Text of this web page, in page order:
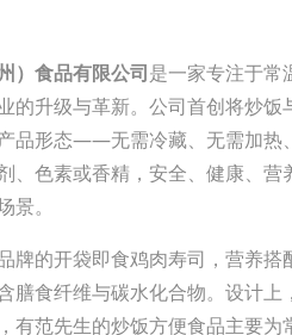
）食品有限公司是一家专注于常
的升级与革新。公司首创将炒
品形态——无需冷藏、无需加热
、色素或香精，安全、健康、
景。
的开袋即食鸡肉寿司，营养搭
膳食纤维与碳水化合物。设计
有范先生的炒饭方便食品主要为